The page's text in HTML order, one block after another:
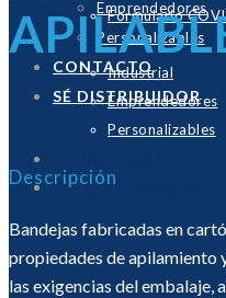
Formulario
LÍNEAS DE
Industrial
Emprendedores
Personalizables
SÉ DISTRIBUIDOR
Emprendedores
Personalizables
CONTACTO
SÉ DISTRIBUIDOR
Descripción
Bandejas fabricadas en
propiedades de apilamiento
las exigencias del embalaje,